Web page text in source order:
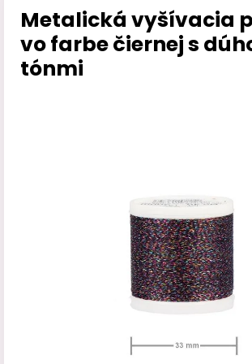
Metalická vyšívacia
vo farbe čiernej s
tónmi